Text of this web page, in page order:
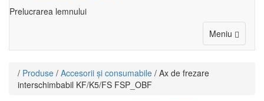
Prelucrarea lemnului
Meniu Toggle
/ Produse / Accesorii și consumabile / Ax de frezare
interschimbabil KF/K5/FS FSP_OBF